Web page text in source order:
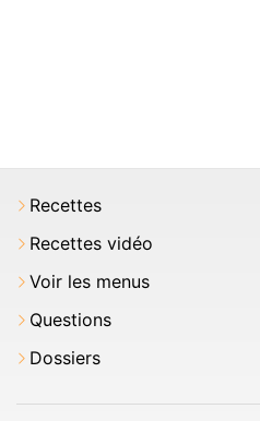
Recettes
Recettes vidéo
Voir les menus
Questions
Dossiers